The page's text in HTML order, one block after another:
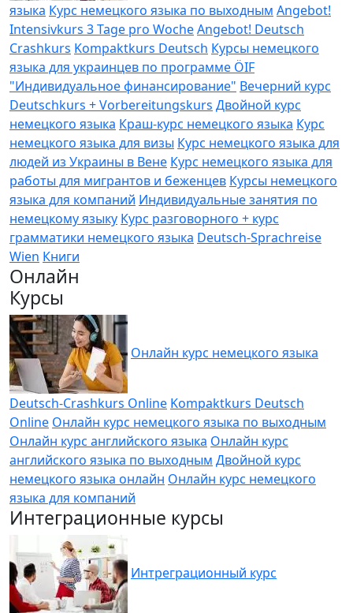
языка Курс немецкого языка по выходным Angebot!
Intensivkurs 3 Tage pro WocheAngebot! Deutsch
Crashkurs Kompaktkurs Deutsch Курсы немецкого
языка для украинцев по программе ÖIF
"Индивидуальное финансирование" Вечерний курс
Deutschkurs + Vorbereitungskurs Двойной курс
немецкого языка Краш-курс немецкого языка Курс
немецкого языка для визы Курс немецкого языка для
людей из Украины в Вене Курс немецкого языка для
работы для мигрантов и беженцев Курсы немецкого
языка для компаний Индивидуальные занятия по
немецкому языку Курс разговорного + курс
грамматики немецкого языка Deutsch-Sprachreise
Wien Книги
Онлайн
Курсы
Онлайн курс немецкого языка
Deutsch-Crashkurs Online Kompaktkurs Deutsch
Online Онлайн курс немецкого языка по выходным
Онлайн курс английского языка Онлайн курс
английского языка по выходным Двойной курс
немецкого языка онлайн Онлайн курс немецкого
языка для компаний
Интеграционные курсы
Интреграционный курс